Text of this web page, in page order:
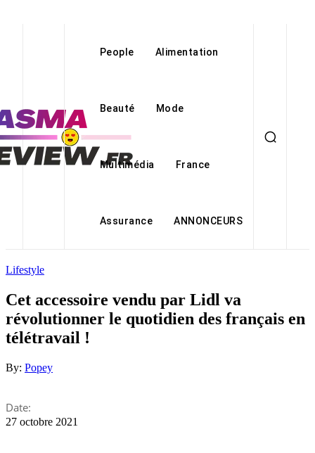
People Alimentation
Beauté Mode
Multimédia France
Assurance ANNONCEURS
Lifestyle
Cet accessoire vendu par Lidl va
révolutionner le quotidien des français en
télétravail !
By: Popey
Date:
27 octobre 2021